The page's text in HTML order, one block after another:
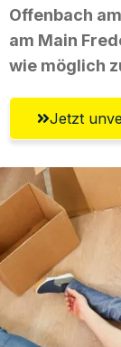
Offenbach
am Main
wie möglich
Jetzt